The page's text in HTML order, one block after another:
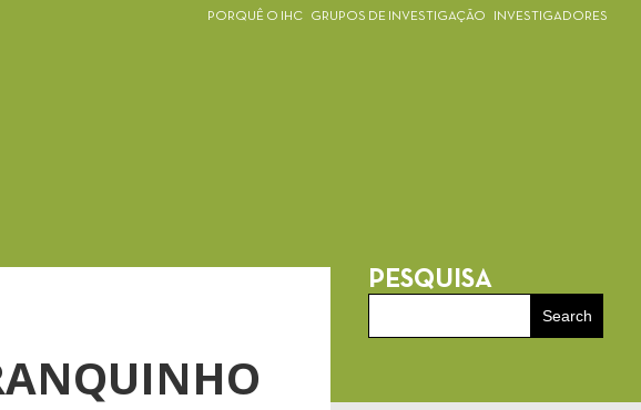
PORQUÊ O IHC GRUPOS DE INVESTIGAÇÃO INVESTIGADORES
PESQUISA